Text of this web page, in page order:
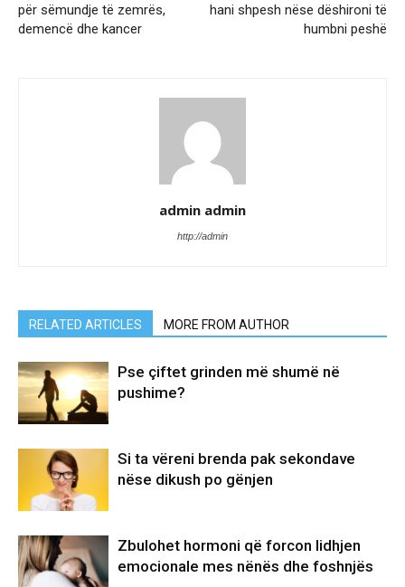
për sëmundje të zemrës,
demencë dhe kancer
hani shpesh nëse dëshironi të
humbni peshë
admin admin
http://admin
RELATED ARTICLES MORE FROM AUTHOR
Pse çiftet grinden më shumë në
pushime?
Si ta vëreni brenda pak sekondave
nëse dikush po gënjen
Zbulohet hormoni që forcon lidhjen
emocionale mes nënës dhe foshnjës